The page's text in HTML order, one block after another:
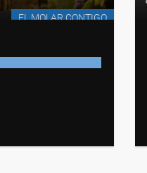
EL MOLAR CONTIGO